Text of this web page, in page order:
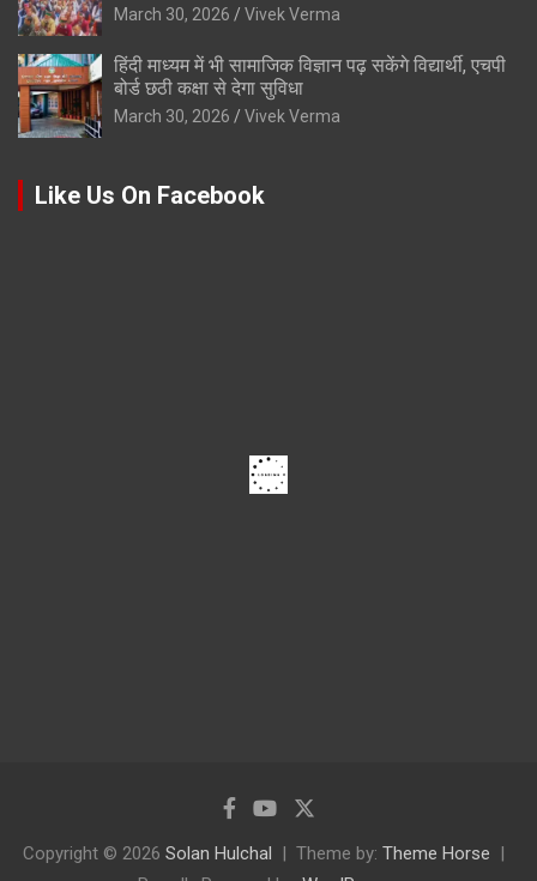
March 30, 2026 Vivek Verma
हिंदी माध्यम में भी सामाजिक विज्ञान पढ़ सकेंगे विद्यार्थी, एचपी
बोर्ड छठी कक्षा से देगा सुविधा
March 30, 2026 Vivek Verma
Like Us On Facebook
Copyright © 2026 Solan Hulchal Theme by: Theme Horse